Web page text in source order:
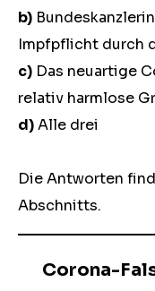
b)
Impfpflicht durch
c) Das neuartige
relativ harmlose
d)Alle drei
Die Antworten
Abschnitts.
Corona-